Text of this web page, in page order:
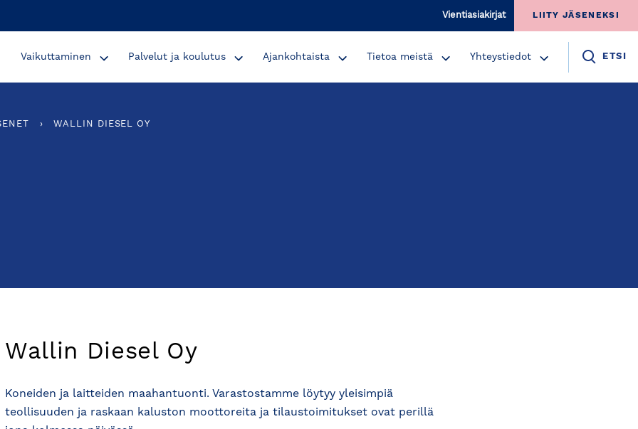
Vientiasiakirjat LIITY JÄSENEKSI
Vaikuttaminen Palvelut ja koulutus Ajankohtaista Tietoa meistä Yhteystiedot ETSI
› WALLIN DIESEL OY
Wallin Diesel Oy
Koneiden ja laitteiden maahantuonti. Varastostamme löytyy yleisimpiä
teollisuuden ja raskaan kaluston moottoreita ja tilaustoimitukset ovat perillä